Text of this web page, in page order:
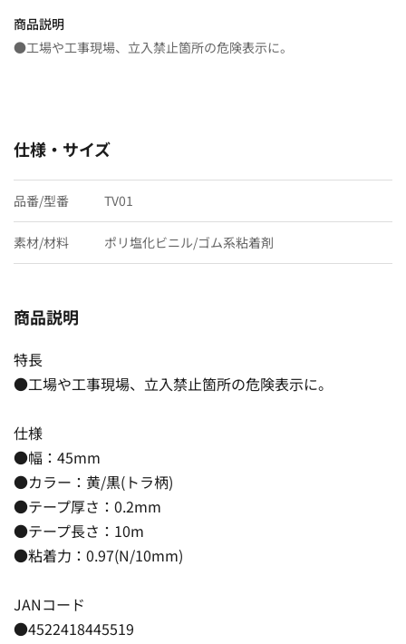
商品説明
●工場や工事現場、立入禁止箇所の危険表示に。
仕様・サイズ
品番/型番 TV01
素材/材料 ポリ塩化ビニル/ゴム系粘着剤
商品説明
特長
●工場や工事現場、立入禁止箇所の危険表示に。
仕様
●幅：45mm
●カラー：黄/黒(トラ柄)
●テープ厚さ：0.2mm
●テープ長さ：10m
●粘着力：0.97(N/10mm)
JANコード
●4522418445519